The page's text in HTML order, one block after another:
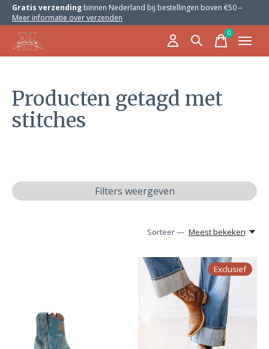
Gratis verzending binnen Nederland bij bestellingen boven €50 –
Meer informatie over verzenden
0items
Producten getagd met
stitches
Filters weergeven
Sorteer — Meest bekeken
Exclusief